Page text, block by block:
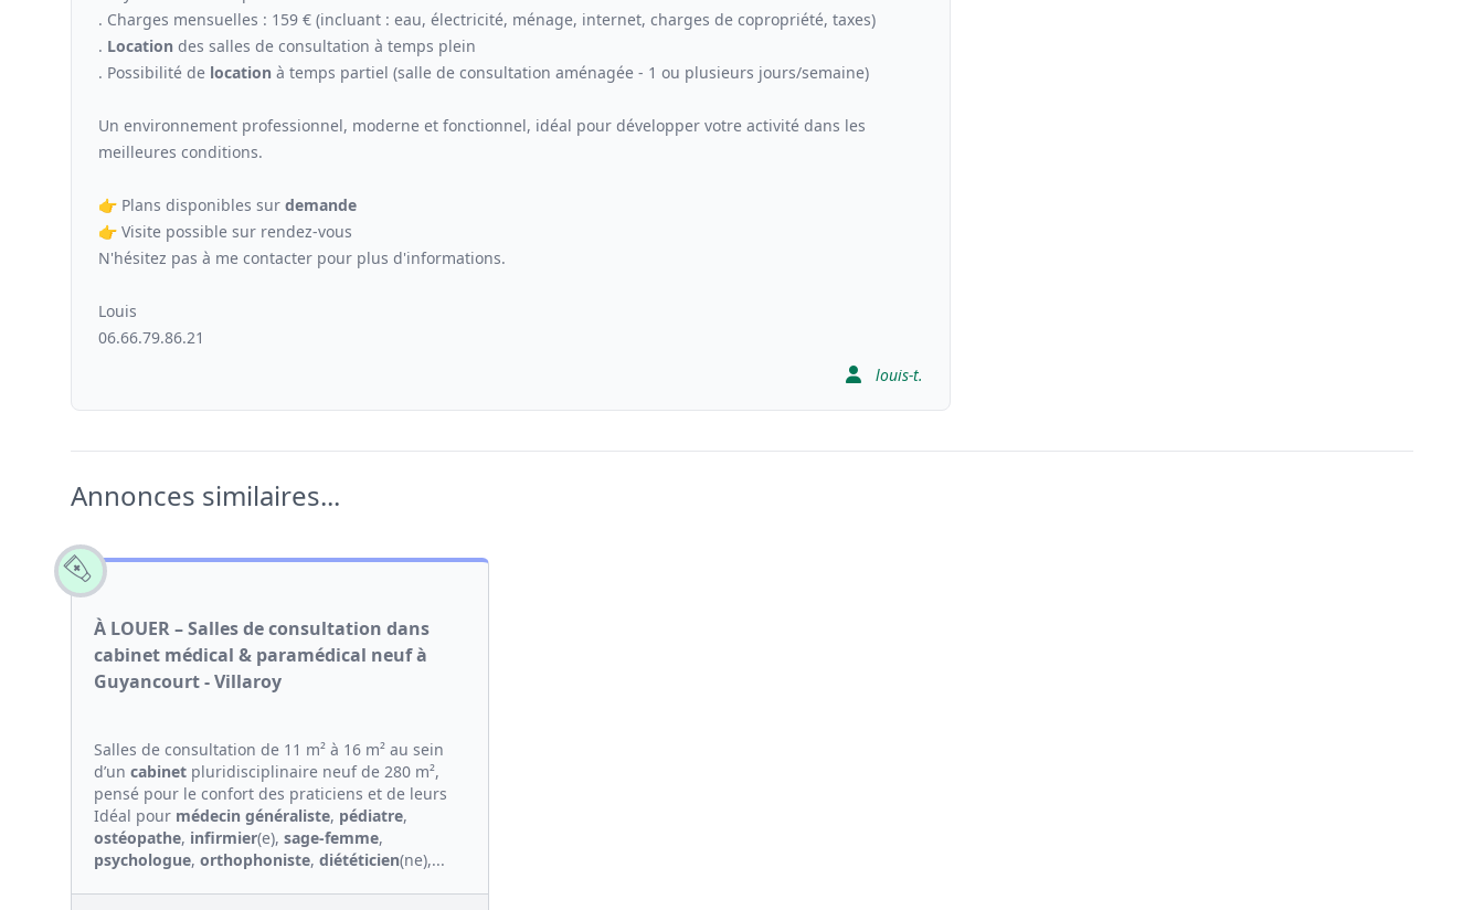
. Charges mensuelles : 159 € (incluant : eau, électricité, ménage, internet, charges de copropriété, taxes)
. Location des salles de consultation à temps plein
. Possibilité de location à temps partiel (salle de consultation aménagée - 1 ou plusieurs jours/semaine)
Un environnement professionnel, moderne et fonctionnel, idéal pour développer votre activité dans les
meilleures conditions.
👉 Plans disponibles sur demande
👉 Visite possible sur rendez-vous
N'hésitez pas à me contacter pour plus d'informations.
Louis
06.66.79.86.21
louis-t.
Annonces similaires...
À LOUER – Salles de consultation dans
cabinet médical & paramédical neuf à
Guyancourt - Villaroy
Salles de consultation de 11 m² à 16 m² au sein
d’un cabinet pluridisciplinaire neuf de 280 m²,
pensé pour le confort des praticiens et de leurs
Idéal pour médecin généraliste, pédiatre,
ostéopathe, infirmier(e), sage-femme,
psychologue, orthophoniste, diététicien(ne),...